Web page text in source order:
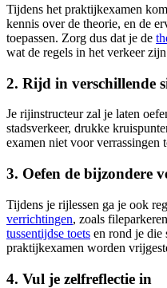
Tijdens het praktijkexamen
kennis over de theorie, en de
toepassen. Zorg dus dat je de
wat de regels in het verkeer
2. Rijd in verschillende
Je rijinstructeur zal je laten
stadsverkeer, drukke
examen niet voor verrassingen
3. Oefen de bijzondere
Tijdens je rijlessen ga je ook
verrichtingen, zoals
tussentijdse toets en rond je die
praktijkexamen worden
4. Vul je zelfreflectie in